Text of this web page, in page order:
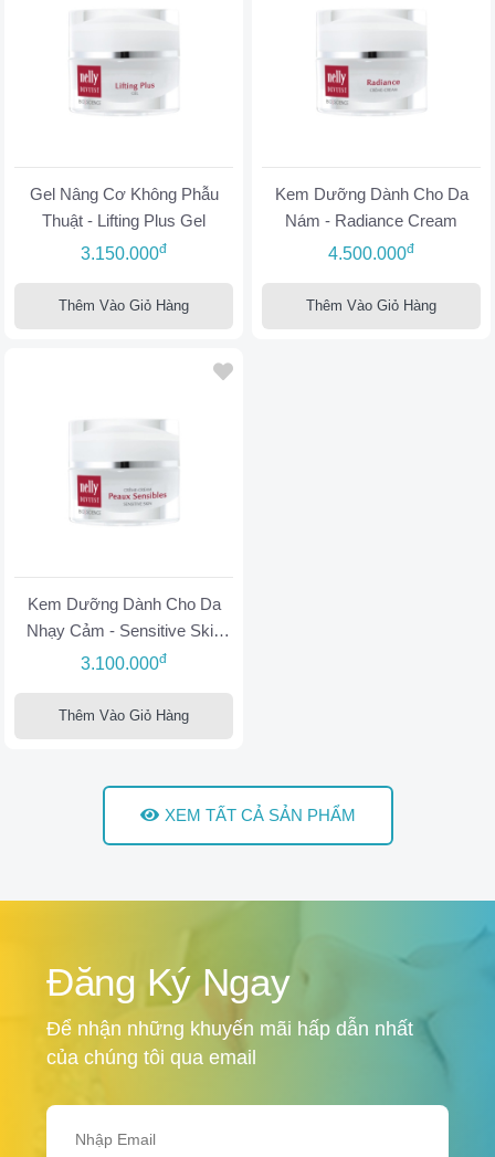
Gel Nâng Cơ Không Phẫu
Thuật - Lifting Plus Gel
3.150.000đ
Thêm Vào Giỏ Hàng
Kem Dưỡng Dành Cho Da
Nám - Radiance Cream
4.500.000đ
Thêm Vào Giỏ Hàng
Kem Dưỡng Dành Cho Da
Nhạy Cảm - Sensitive Skin
Cream
3.100.000đ
Thêm Vào Giỏ Hàng
XEM TẤT CẢ SẢN PHẨM
Đăng Ký Ngay
Để nhận những khuyến mãi hấp dẫn nhất
của chúng tôi qua email